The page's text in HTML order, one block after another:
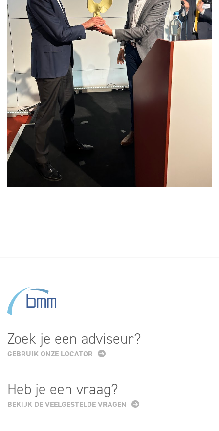
Zoek je een adviseur?
GEBRUIK ONZE LOCATOR
Heb je een vraag?
BEKIJK DE VEELGESTELDE VRAGEN